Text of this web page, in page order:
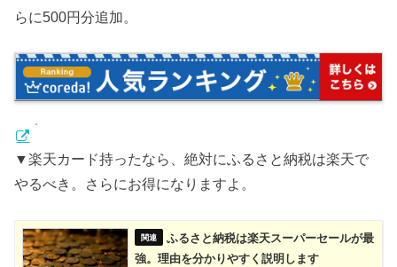
らに500円分追加。
▼楽天カード持ったなら、絶対にふるさと納税は楽天で
やるべき。さらにお得になりますよ。
ふるさと納税は楽天スーパーセールが最
強。理由を分かりやすく説明します